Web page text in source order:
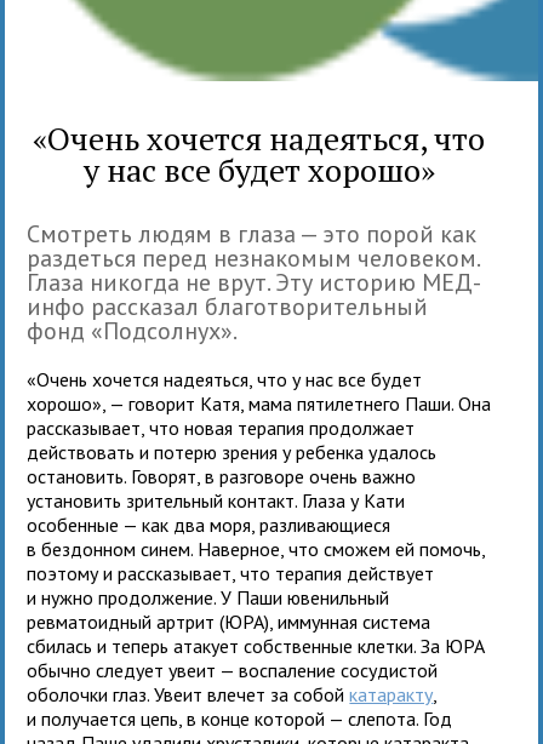
«Очень хочется надеяться, что
у нас все будет хорошо»
Смотреть людям в глаза — это порой как
раздеться перед незнакомым человеком.
Глаза никогда не врут. Эту историю МЕД-
инфо рассказал благотворительный
фонд «Подсолнух».
«Очень хочется надеяться, что у нас все будет
хорошо», — говорит Катя, мама пятилетнего Паши. Она
рассказывает, что новая терапия продолжает
действовать и потерю зрения у ребенка удалось
остановить. Говорят, в разговоре очень важно
установить зрительный контакт. Глаза у Кати
особенные — как два моря, разливающиеся
в бездонном синем. Наверное, что сможем ей помочь,
поэтому и рассказывает, что терапия действует
и нужно продолжение. У Паши ювенильный
ревматоидный артрит (ЮРА), иммунная система
сбилась и теперь атакует собственные клетки. За ЮРА
обычно следует увеит — воспаление сосудистой
оболочки глаз. Увеит влечет за собойкатаракту
и получается цепь, в конце которой — слепота. Год